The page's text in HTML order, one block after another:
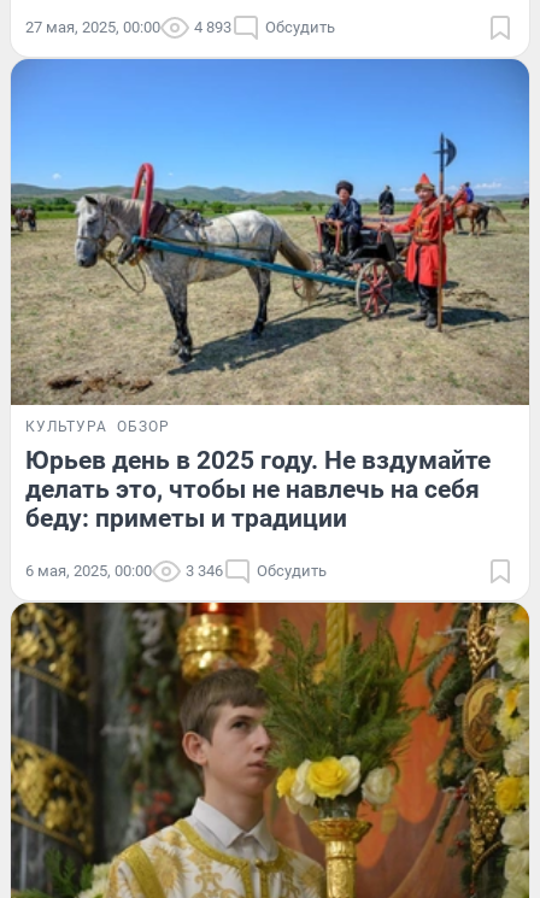
27 мая, 2025, 00:00 4 893 Обсудить
КУЛЬТУРА ОБЗОР
Юрьев день в 2025 году. Не вздумайте
делать это, чтобы не навлечь на себя
беду: приметы и традиции
6 мая, 2025, 00:00 3 346 Обсудить